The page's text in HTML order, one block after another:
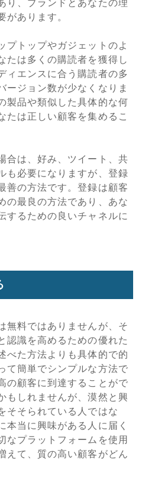
り、ブランドとあなたの理
があります。
プトップやガジェットのよ
たは多くの購読者を獲得し
ィエンスに合う購読者の多
ージョン数が少なくなりま
製品や類似した具体的な何
たは正しい顧客を集めるこ
合は、好み、ツイート、共
も必要になりますが、登録
善の方法です。登録は顧客
の最良の方法であり、あな
するための良いチャネルに
無料ではありませんが、そ
認識を高めるための優れた
べた方法よりも具体的で的
て簡単でシンプルな方法で
の顧客に到達することがで
もしれませんが、漠然と興
そそられている人ではな
本当に興味がある人に届く
なプラットフォームを使用
えて、質の高い顧客がどん